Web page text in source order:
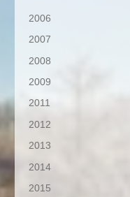
2006
2007
2008
2009
2011
2012
2013
2014
2015